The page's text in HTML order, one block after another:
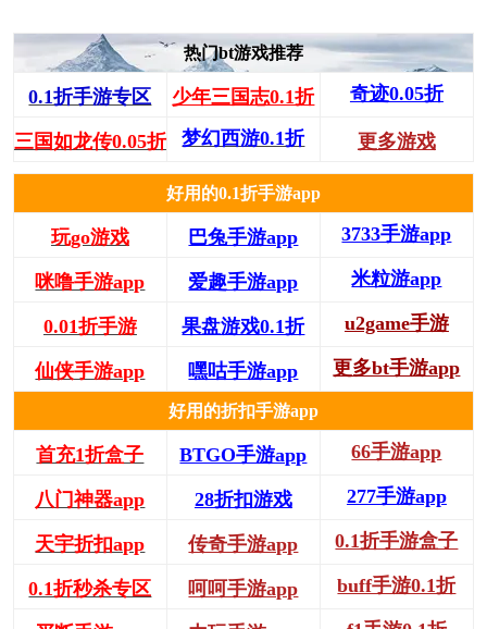
热门bt游戏推荐
0.1折手游专区 少年三国志0.1折 奇迹0.05折
三国如龙传0.05折 梦幻西游0.1折 更多游戏
好用的0.1折手游app
玩go游戏 巴兔手游app 3733手游app
咪噜手游app 爱趣手游app 米粒游app
0.01折手游 果盘游戏0.1折 u2game手游
仙侠手游app 嘿咕手游app 更多bt手游app
好用的折扣手游app
首充1折盒子 BTGO手游app 66手游app
八门神器app 28折扣游戏 277手游app
天宇折扣app 传奇手游app 0.1折手游盒子
0.1折秒杀专区 呵呵手游app buff手游0.1折